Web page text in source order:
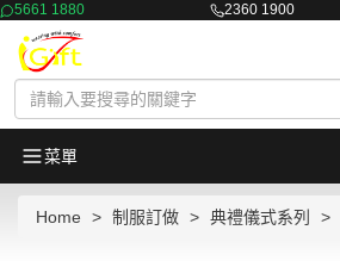
5661 1880 2360 1900
菜單
Home 制服訂做 典禮儀式系列